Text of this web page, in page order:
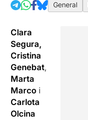
General
Clara
Segura,
Cristina
Genebat,
Marta
Marco i
Carlota
Olcina